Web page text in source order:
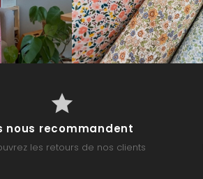
nous recommandent
les retours de nos clients